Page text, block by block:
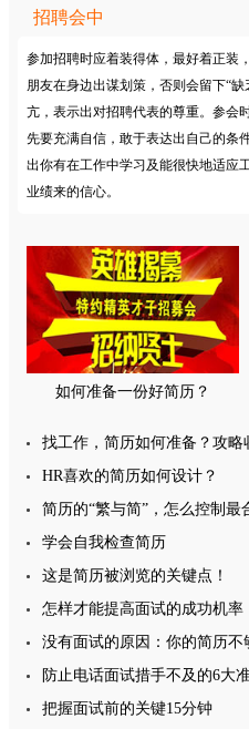
招聘会中
参加招聘时应着装得体，最好着正装
朋友在身边出谋划策，否则会留下“
亢，表示出对招聘代表的尊重。参会
先要充满自信，敢于表达出自己的条
出你有在工作中学习及能很快地适应
业绩来的信心。
如何准备一份好简历？
找工作，简历如何准备？攻略
HR喜欢的简历如何设计？
简历的“繁与简”，怎么控制最
学会自我检查简历
这是简历被浏览的关键点！
怎样才能提高面试的成功机率
没有面试的原因：你的简历不
防止电话面试措手不及的6大
把握面试前的关键15分钟